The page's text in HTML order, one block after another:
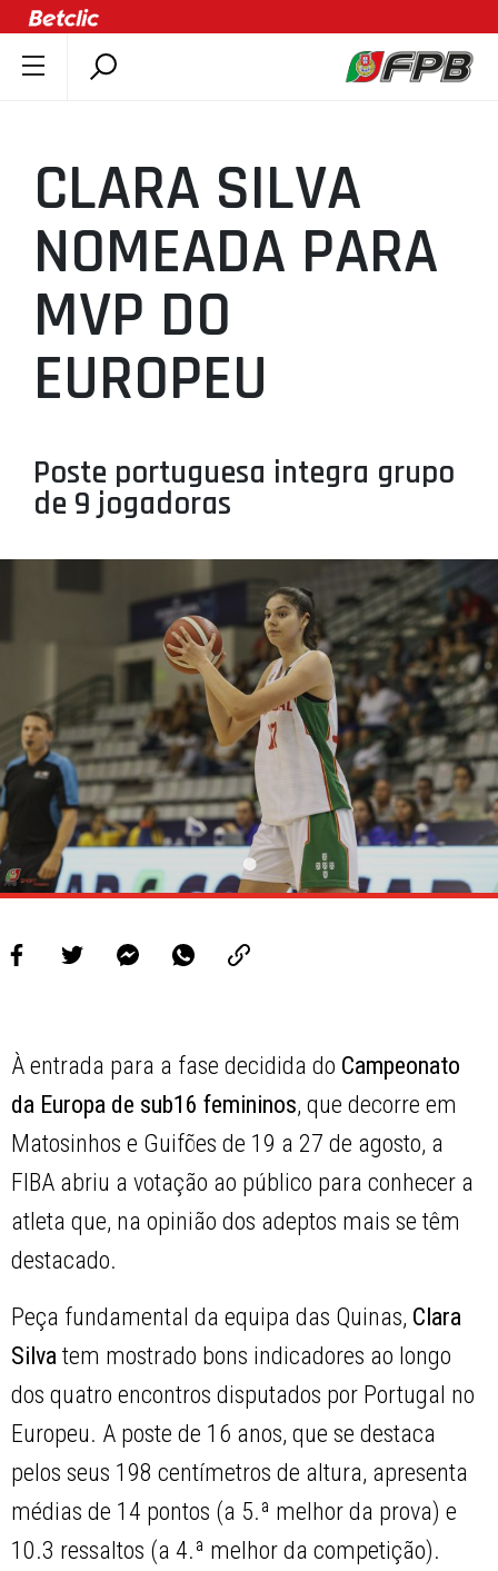
ÚLTIMAS
COMPETIÇÕES
ASSOCIAÇÕES
CLUBES
AGENTES
AGENDA
MINIBASQUETE
ÁREA TÉCNICA
PROJETOS
LIGA BETCLIC MASCULINA
LIGA BETCLIC FEMININA
CLARA SILVA
NOMEADA PARA
MVP DO
EUROPEU
Poste portuguesa integra grupo
de 9 jogadoras
À entrada para a fase decidida do Campeonato
da Europa de sub16 femininos, que decorre em
Matosinhos e Guifões de 19 a 27 de agosto, a
FIBA abriu a votação ao público para conhecer a
atleta que, na opinião dos adeptos mais se têm
destacado.
Peça fundamental da equipa das Quinas, Clara
Silva tem mostrado bons indicadores ao longo
dos quatro encontros disputados por Portugal no
Europeu. A poste de 16 anos, que se destaca
pelos seus 198 centímetros de altura, apresenta
médias de 14 pontos (a 5.ª melhor da prova) e
10.3 ressaltos (a 4.ª melhor da competição).